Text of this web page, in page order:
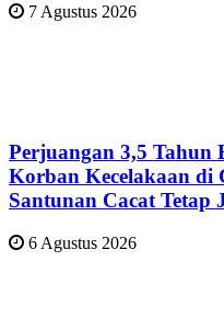
7 Agustus 2026
Perjuangan 3,5 Tahun
Korban Kecelakaan di
Santunan Cacat Tetap
6 Agustus 2026